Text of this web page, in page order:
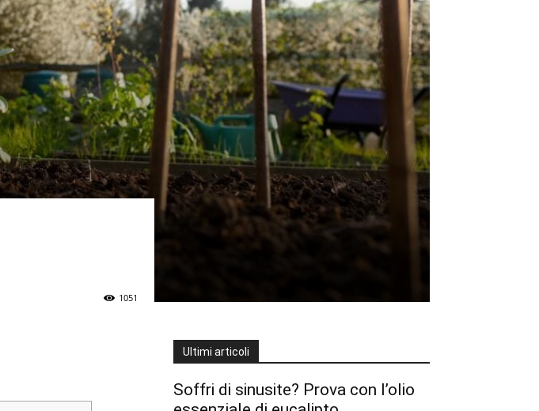
1051
Ultimi articoli
Soffri di sinusite? Prova con l’olio